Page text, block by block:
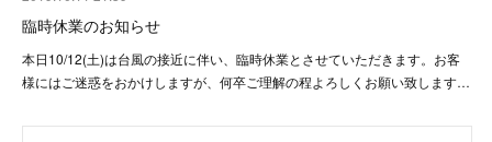
臨時休業のお知らせ
本日10/12(土)は台風の接近に伴い、臨時休業とさせていただきます。お客
様にはご迷惑をおかけしますが、何卒ご理解の程よろしくお願い致します…